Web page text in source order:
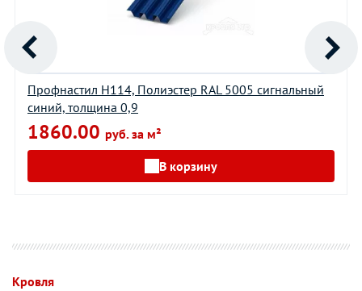
Профнастил H114, Полиэстер RAL 5005 сигнальный
синий, толщина 0,9
1860.00 руб. за м²
В корзину
Кровля